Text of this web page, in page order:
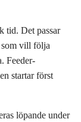
tid. Det passar
som vill följa
Feeder-
startar först
löpande under